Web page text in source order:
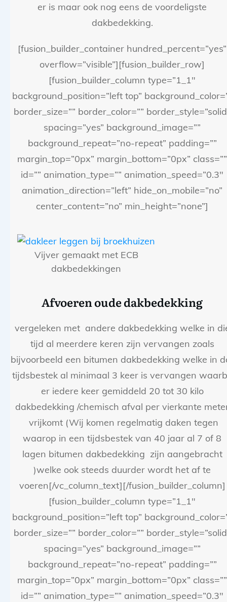
er is maar ook nog eens de voordeligste
dakbedekking.
[fusion_builder_container hundred_percent=”yes”
overflow=”visible”][fusion_builder_row]
[fusion_builder_column type=”1_1″
background_position=”left top”
border_size=”” border_color=””
spacing=”yes” background_image=””
background_repeat=”no-repeat” padding=””
margin_top=”0px” margin_bottom=”0px” class=””
id=”” animation_type=”” animation_speed=”0.3″
animation_direction=”left” hide_on_mobile=”no”
center_content=”no” min_height=”none”]
Vijver gemaakt met ECB
dakbedekkingen
Afvoeren oude dakbedekking
vergeleken met andere dakbedekking welke in
tijd al meerdere keren zijn vervangen zoals
bijvoorbeeld een bitumen dakbedekking welke in
tijdsbestek al minimaal 3 keer is vervangen
er iedere keer gemiddeld 20 tot 30 kilo
dakbedekking /chemisch afval per vierkante
vrijkomt (Wij komen regelmatig daken tegen
waarop in een tijdsbestek van 40 jaar al 7 of 8
lagen bitumen dakbedekking zijn aangebracht
)welke ook steeds duurder wordt het af te
voeren[/vc_column_text][/fusion_builder_column]
[fusion_builder_column type=”1_1″
background_position=”left top”
border_size=”” border_color=””
spacing=”yes” background_image=””
background_repeat=”no-repeat” padding=””
margin_top=”0px” margin_bottom=”0px” class=””
id=”” animation_type=”” animation_speed=”0.3″